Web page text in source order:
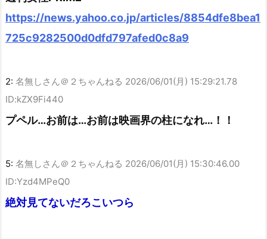
https://news.yahoo.co.jp/articles/8854dfe8bea1
725c9282500d0dfd797afed0c8a9
2: 名無しさん＠２ちゃんねる 2026/06/01(月) 15:29:21.78
ID:kZX9Fi440
プペル…お前は…お前は映画界の柱になれ…！！
5: 名無しさん＠２ちゃんねる 2026/06/01(月) 15:30:46.00
ID:Yzd4MPeQ0
絶対見てないだろこいつら